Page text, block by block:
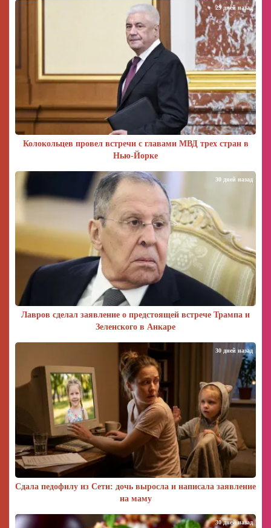
Колокольцев провел встречи с главами МВД трех стран в
Нью-Йорке
29 дней назад
Лавров сделал заявление о предстоящей встрече Трампа и
Зеленского в Анкаре
30 дней назад
Сдала педофилу из Сети: дочь выросла и написала заявление
на маму
30 дней назад
30 дней назад